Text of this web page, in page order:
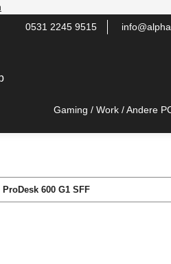
0531 2245 9515
Gaming / Work / Andere
ProDesk 600 G1 SFF